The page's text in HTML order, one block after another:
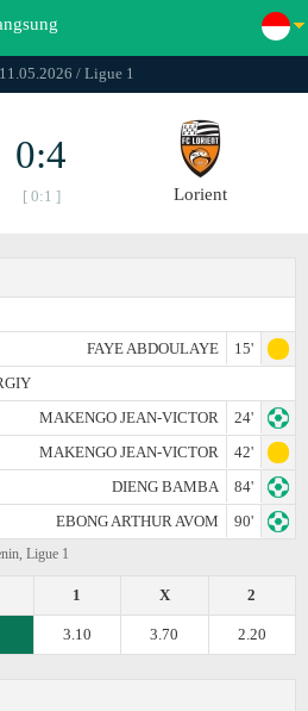
/ Ligue 1
0:4
[ 0:1 ] Lorient
FAYE ABDOULAYE
15'
MAKENGO JEAN-VICTOR
24'
MAKENGO JEAN-VICTOR
42'
DIENG BAMBA
84'
EBONG ARTHUR AVOM
90'
Ligue 1
2
X
1
2.20
3.70
3.10